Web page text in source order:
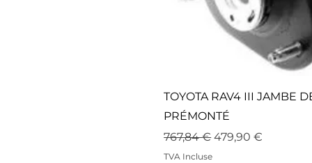
TOYOTA RAV4 III JAMBE
PRÉMONTÉ
Prix original
767,84 € Prix
479,90 €
TVA Incluse